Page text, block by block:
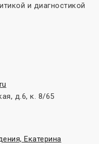
и диагностикой
д.6, к. 8/65
Екатерина